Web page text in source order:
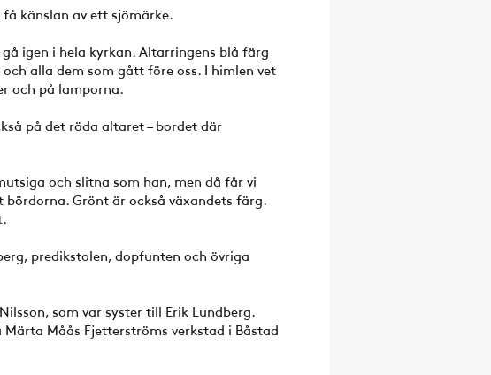
känslan av ett sjömärke.
igen i hela kyrkan. Altarringens blå färg
alla dem som gått före oss. I himlen vet
och på lamporna.
på det röda altaret – bordet där
och slitna som han, men då får vi
Grönt är också växandets färg.
predikstolen, dopfunten och övriga
som var syster till Erik Lundberg.
Måås Fjetterströms verkstad i Båstad